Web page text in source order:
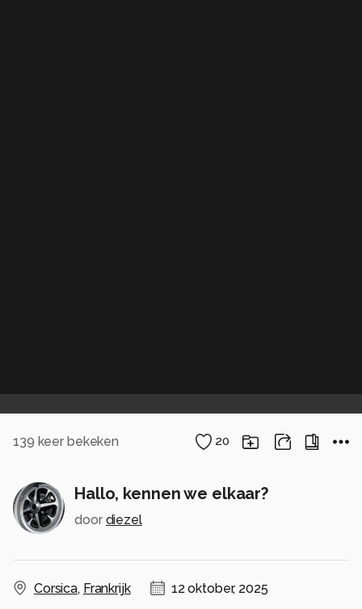
139 keer bekeken 20
Hallo, kennen we elkaar?
door diezel
Corsica, Frankrijk 12 oktober, 2025